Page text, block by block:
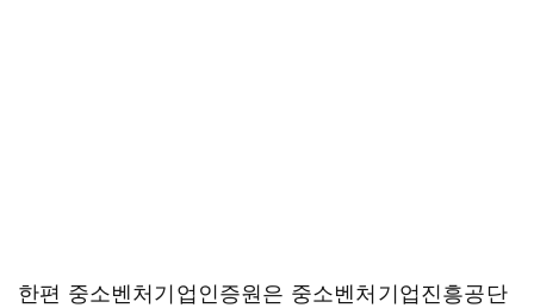
한편 중소벤처기업인증원은 중소벤처기업진흥공단